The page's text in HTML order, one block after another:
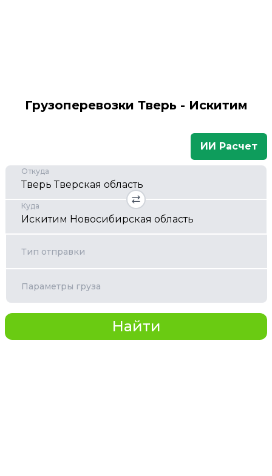
Грузоперевозки Тверь - Искитим
ИИ Расчет
Откуда
Куда
Тип отправки
Параметры груза
Найти